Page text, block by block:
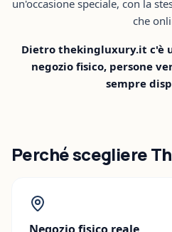
un'occasione speciale, con la
che
Dietro thekingluxury.it c'è
negozio fisico, persone
sempre
Perché scegliere